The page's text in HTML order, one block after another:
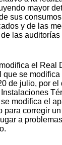
mayor
sus
y de las
las
el Real
que se
de julio, por el
modifica el
para corregir
a